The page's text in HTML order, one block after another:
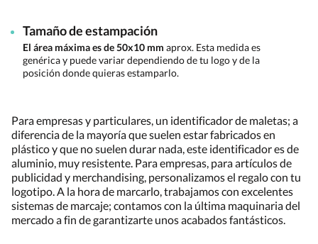
Tamaño de estampación
El área máxima es de 50x10 mm aprox. Esta medida es
genérica y puede variar dependiendo de tu logo y de la
posición donde quieras estamparlo.
Para empresas y particulares, un identificador de maletas; a
diferencia de la mayoría que suelen estar fabricados en
plástico y que no suelen durar nada, este identificador es de
aluminio, muy resistente. Para empresas, para artículos de
publicidad y merchandising, personalizamos el regalo con tu
logotipo. A la hora de marcarlo, trabajamos con excelentes
sistemas de marcaje; contamos con la última maquinaria del
mercado a fin de garantizarte unos acabados fantásticos.